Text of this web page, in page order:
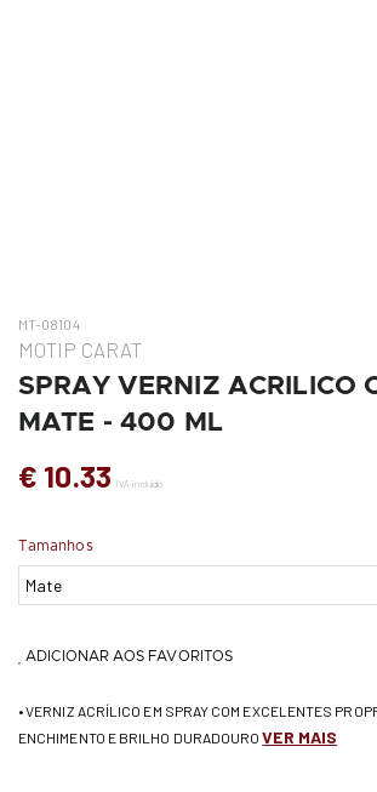
MT-08104
MOTIP CARAT
SPRAY VERNIZ ACRILICO
MATE - 400 ML
€ 10.33 IVA incluído
Tamanhos
ADICIONAR AOS FAVORITOS
• VERNIZ ACRÍLICO EM SPRAY COM EXCELENTES
ENCHIMENTO E BRILHO DURADOUROVER MAIS